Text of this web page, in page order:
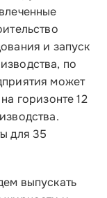
и запуск
по
может
горизонте 12
для 35
выпускать